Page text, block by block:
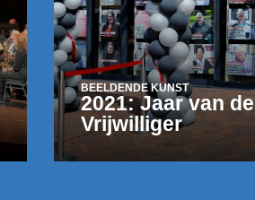
BEELDENDE KUNST
2021: Jaar van de
Vrijwilliger